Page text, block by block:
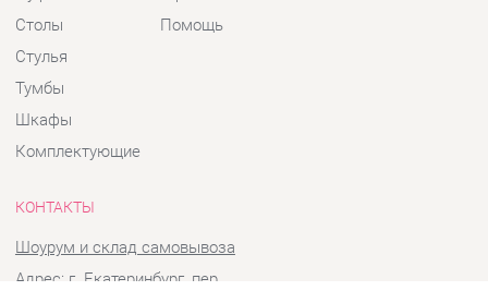
Тумбы
Шкафы
Комплектующие
КОНТАКТЫ
Адрес: г. Екатеринбург, пер.
Телефон: +7 (903) 000-00-00